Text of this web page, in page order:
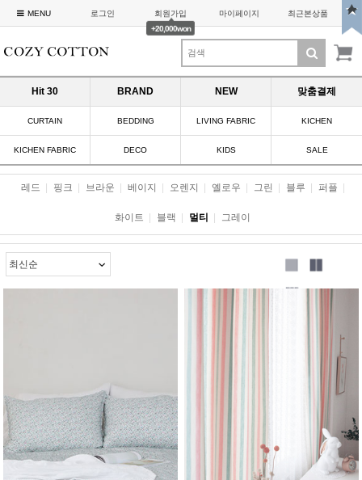
MENU 로그인
회원가입
+20,000won
마이페이지 최근본상품
Hit 30 BRAND NEW 맞춤결제
CURTAIN BEDDING LIVING FABRIC KICHEN
KICHEN FABRIC DECO KIDS SALE
레드 핑크 브라운 베이지 오렌지 옐로우 그린 블루 퍼플
화이트 블랙 멀티 그레이